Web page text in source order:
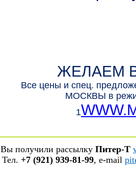
ЖЕЛАЕМ
Все цены и спец.
МОСКВЫ в
1
Вы получили рассылку Питер-Т
Тел. +7 (921) 939-81-99, е-mail